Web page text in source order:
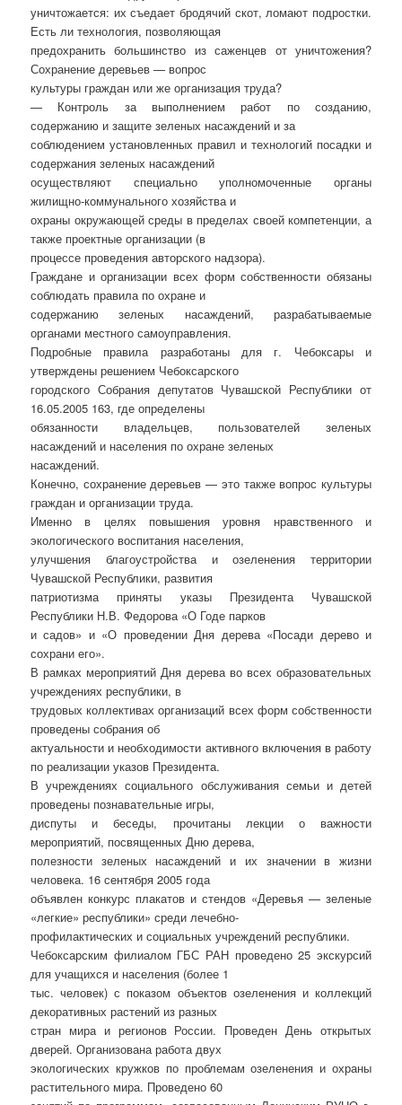
уничтожается: их съедает бродячий скот, ломают подростки.
Есть ли технология, позволяющая
предохранить большинство из саженцев от уничтожения?
Сохранение деревьев — вопрос
культуры граждан или же организация труда?
— Контроль за выполнением работ по созданию,
содержанию и защите зеленых насаждений и за
соблюдением установленных правил и технологий посадки и
содержания зеленых насаждений
осуществляют специально уполномоченные органы
жилищно-коммунального хозяйства и
охраны окружающей среды в пределах своей компетенции, а
также проектные организации (в
процессе проведения авторского надзора).
Граждане и организации всех форм собственности обязаны
соблюдать правила по охране и
содержанию зеленых насаждений, разрабатываемые
органами местного самоуправления.
Подробные правила разработаны для г. Чебоксары и
утверждены решением Чебоксарского
городского Собрания депутатов Чувашской Республики от
16.05.2005 163, где определены
обязанности владельцев, пользователей зеленых
насаждений и населения по охране зеленых
насаждений.
Конечно, сохранение деревьев — это также вопрос культуры
граждан и организации труда.
Именно в целях повышения уровня нравственного и
экологического воспитания населения,
улучшения благоустройства и озеленения территории
Чувашской Республики, развития
патриотизма приняты указы Президента Чувашской
Республики Н.В. Федорова «О Годе парков
и садов» и «О проведении Дня дерева «Посади дерево и
сохрани его».
В рамках мероприятий Дня дерева во всех образовательных
учреждениях республики, в
трудовых коллективах организаций всех форм собственности
проведены собрания об
актуальности и необходимости активного включения в работу
по реализации указов Президента.
В учреждениях социального обслуживания семьи и детей
проведены познавательные игры,
диспуты и беседы, прочитаны лекции о важности
мероприятий, посвященных Дню дерева,
полезности зеленых насаждений и их значении в жизни
человека. 16 сентября 2005 года
объявлен конкурс плакатов и стендов «Деревья — зеленые
«легкие» республики» среди лечебно-
профилактических и социальных учреждений республики.
Чебоксарским филиалом ГБС РАН проведено 25 экскурсий
для учащихся и населения (более 1
тыс. человек) с показом объектов озеленения и коллекций
декоративных растений из разных
стран мира и регионов России. Проведен День открытых
дверей. Организована работа двух
экологических кружков по проблемам озеленения и охраны
растительного мира. Проведено 60